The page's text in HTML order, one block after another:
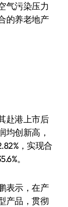
气污染压力
的养老地产
赴港上市后
均创新高，
，实现合
。
表示，在产
产品，贯彻